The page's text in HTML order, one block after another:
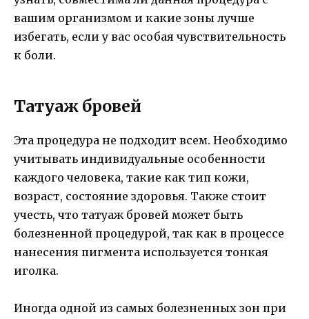
вашим организмом и какие зоны лучше
избегать, если у вас особая чувствительность
к боли.
Татуаж бровей
Эта процедура не подходит всем. Необходимо
учитывать индивидуальные особенности
каждого человека, такие как тип кожи,
возраст, состояние здоровья. Также стоит
учесть, что татуаж бровей может быть
болезненной процедурой, так как в процессе
нанесения пигмента используется тонкая
иголка.
Иногда одной из самых болезненных зон при